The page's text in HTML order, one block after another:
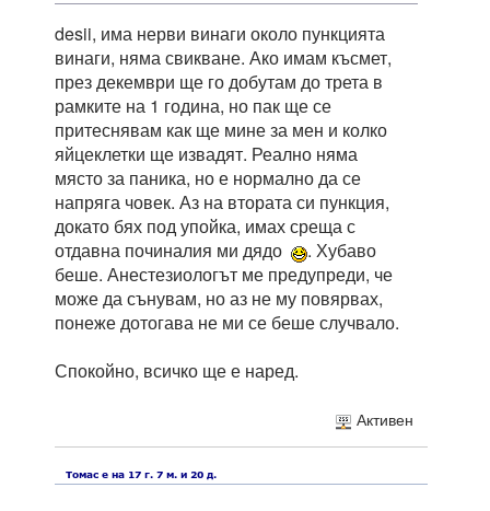
desii, има нерви винаги около пункцията
винаги, няма свикване. Ако имам късмет,
през декември ще го добутам до трета в
рамките на 1 година, но пак ще се
притеснявам как ще мине за мен и колко
яйцеклетки ще извадят. Реално няма
място за паника, но е нормално да се
напряга човек. Аз на втората си пункция,
докато бях под упойка, имах среща с
отдавна починалия ми дядо
. Хубаво
беше. Анестезиологът ме предупреди, че
може да сънувам, но аз не му повярвах,
понеже дотогава не ми се беше случвало.
Спокойно, всичко ще е наред.
Активен